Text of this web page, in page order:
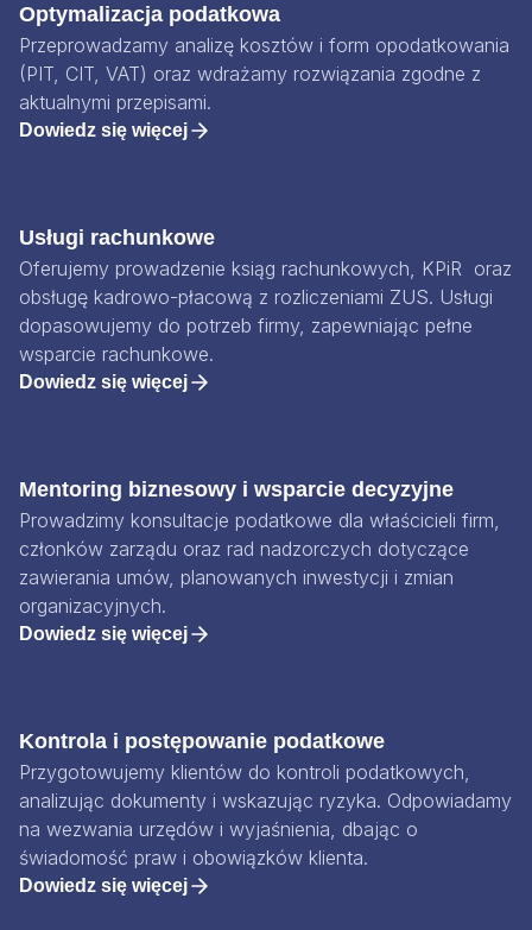
Optymalizacja podatkowa
Przeprowadzamy analizę kosztów i form opodatkowania
(PIT, CIT, VAT) oraz wdrażamy rozwiązania zgodne z
aktualnymi przepisami.
Dowiedz się więcej
Usługi rachunkowe
Oferujemy prowadzenie ksiąg rachunkowych, KPiR oraz
obsługę kadrowo-płacową z rozliczeniami ZUS. Usługi
dopasowujemy do potrzeb firmy, zapewniając pełne
wsparcie rachunkowe.
Dowiedz się więcej
Mentoring biznesowy i wsparcie decyzyjne
Prowadzimy konsultacje podatkowe dla właścicieli firm,
członków zarządu oraz rad nadzorczych dotyczące
zawierania umów, planowanych inwestycji i zmian
organizacyjnych.
Dowiedz się więcej
Kontrola i postępowanie podatkowe
Przygotowujemy klientów do kontroli podatkowych,
analizując dokumenty i wskazując ryzyka. Odpowiadamy
na wezwania urzędów i wyjaśnienia, dbając o
świadomość praw i obowiązków klienta.
Dowiedz się więcej